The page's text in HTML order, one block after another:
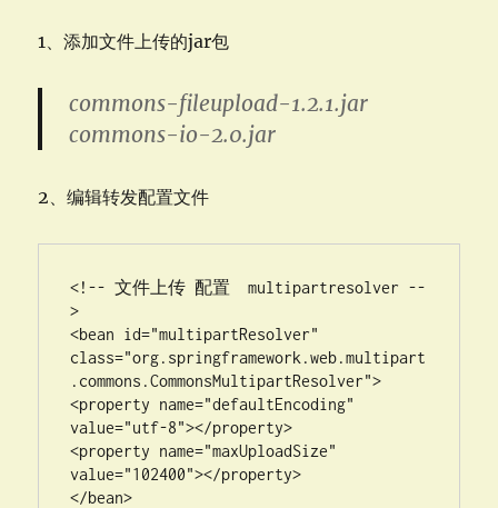
1、添加文件上传的jar包
commons-fileupload-1.2.1.jar
commons-io-2.0.jar
2、编辑转发配置文件
<!-- 文件上传 配置  multipartresolver --
>
<bean id="multipartResolver"
class="org.springframework.web.multipart
.commons.CommonsMultipartResolver">
<property name="defaultEncoding"
value="utf-8"></property>
<property name="maxUploadSize"
value="102400"></property>
</bean>